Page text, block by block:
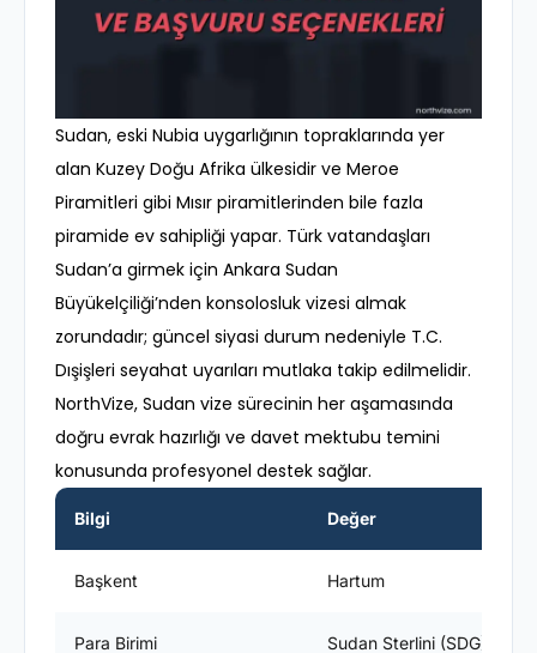
Sudan, eski Nubia uygarlığının topraklarında yer
alan Kuzey Doğu Afrika ülkesidir ve Meroe
Piramitleri gibi Mısır piramitlerinden bile fazla
piramide ev sahipliği yapar. Türk vatandaşları
Sudan’a girmek için Ankara Sudan
Büyükelçiliği’nden konsolosluk vizesi almak
zorundadır; güncel siyasi durum nedeniyle T.C.
Dışişleri seyahat uyarıları mutlaka takip edilmelidir.
NorthVize, Sudan vize sürecinin her aşamasında
doğru evrak hazırlığı ve davet mektubu temini
konusunda profesyonel destek sağlar.
Bilgi Değer
Başkent Hartum
Para Birimi Sudan Sterlini (SDG)